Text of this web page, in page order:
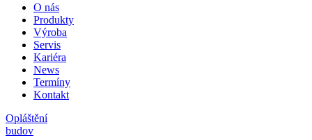
O nás
Produkty
Výroba
Servis
Kariéra
News
Termíny
Kontakt
Opláštění
budov